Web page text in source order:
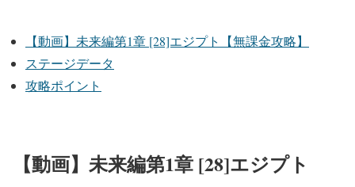
【動画】未来編第1章 [28]エジプト【無課金攻略】
ステージデータ
攻略ポイント
【動画】未来編第1章 [28]エジプト